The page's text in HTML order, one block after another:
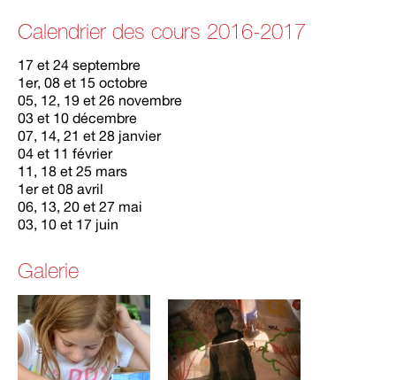
Calendrier des cours 2016-2017
17 et 24 septembre
1er, 08 et 15 octobre
05, 12, 19 et 26 novembre
03 et 10 décembre
07, 14, 21 et 28 janvier
04 et 11 février
11, 18 et 25 mars
1er et 08 avril
06, 13, 20 et 27 mai
03, 10 et 17 juin
Galerie